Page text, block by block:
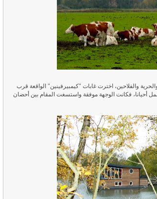
والفلاحين، اخترت غابات "كيمبيرفينين" الواقعة قرب
أحيانا، فكانت الوجهة موفقة واستسغت المقام بين أحضان